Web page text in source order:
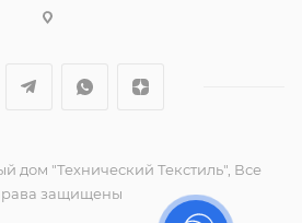
дом "Технический Текстиль", Все
защищены